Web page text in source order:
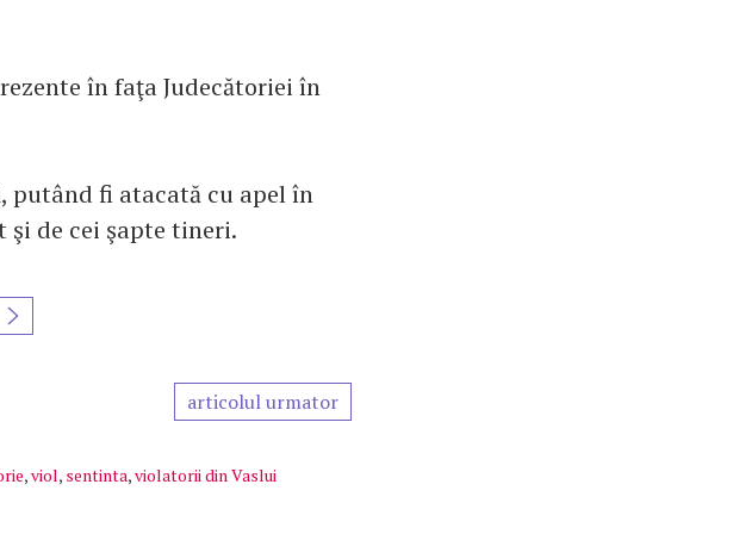
în faţa Judecătoriei în
putând fi atacată cu apel în
şi de cei şapte tineri.
articolul urmator
,viol, sentinta,violatorii din Vaslui